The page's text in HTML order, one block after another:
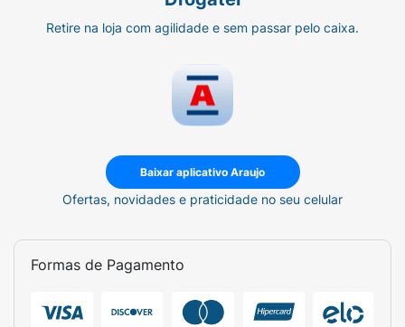
Retire na loja com agilidade e sem passar pelo caixa.
Baixar aplicativo Araujo
Ofertas, novidades e praticidade no seu celular
Formas de Pagamento